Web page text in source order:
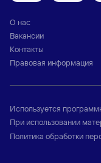
О нас
Вакансии
Контакты
Правовая информация
Используется
При использовании
Политика обработки